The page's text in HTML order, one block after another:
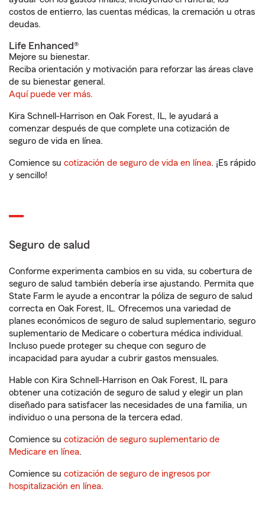
costos de entierro, las cuentas médicas, la cremación u otras
deudas.
Life Enhanced®
Mejore su bienestar.
Reciba orientación y motivación para reforzar las áreas clave
de su bienestar general.
Aquí puede ver más.
Kira Schnell-Harrison en Oak Forest, IL, le ayudará a
comenzar después de que complete una cotización de
seguro de vida en línea.
Comience su cotización de seguro de vida en línea. ¡Es rápido
y sencillo!
Seguro de salud
Conforme experimenta cambios en su vida, su cobertura de
seguro de salud también debería irse ajustando. Permita que
State Farm le ayude a encontrar la póliza de seguro de salud
correcta en Oak Forest, IL. Ofrecemos una variedad de
planes económicos de seguro de salud suplementario, seguro
suplementario de Medicare o cobertura médica individual.
Incluso puede proteger su cheque con seguro de
incapacidad para ayudar a cubrir gastos mensuales.
Hable con Kira Schnell-Harrison en Oak Forest, IL para
obtener una cotización de seguro de salud y elegir un plan
diseñado para satisfacer las necesidades de una familia, un
individuo o una persona de la tercera edad.
Comience su cotización de seguro suplementario de
Medicare en línea.
Comience su cotización de seguro de ingresos por
hospitalización en línea.